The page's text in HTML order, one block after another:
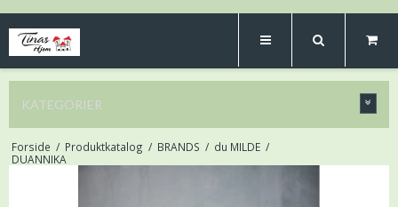
KATEGORIER
Forside / Produktkatalog / BRANDS / du MILDE /
DUANNIKA